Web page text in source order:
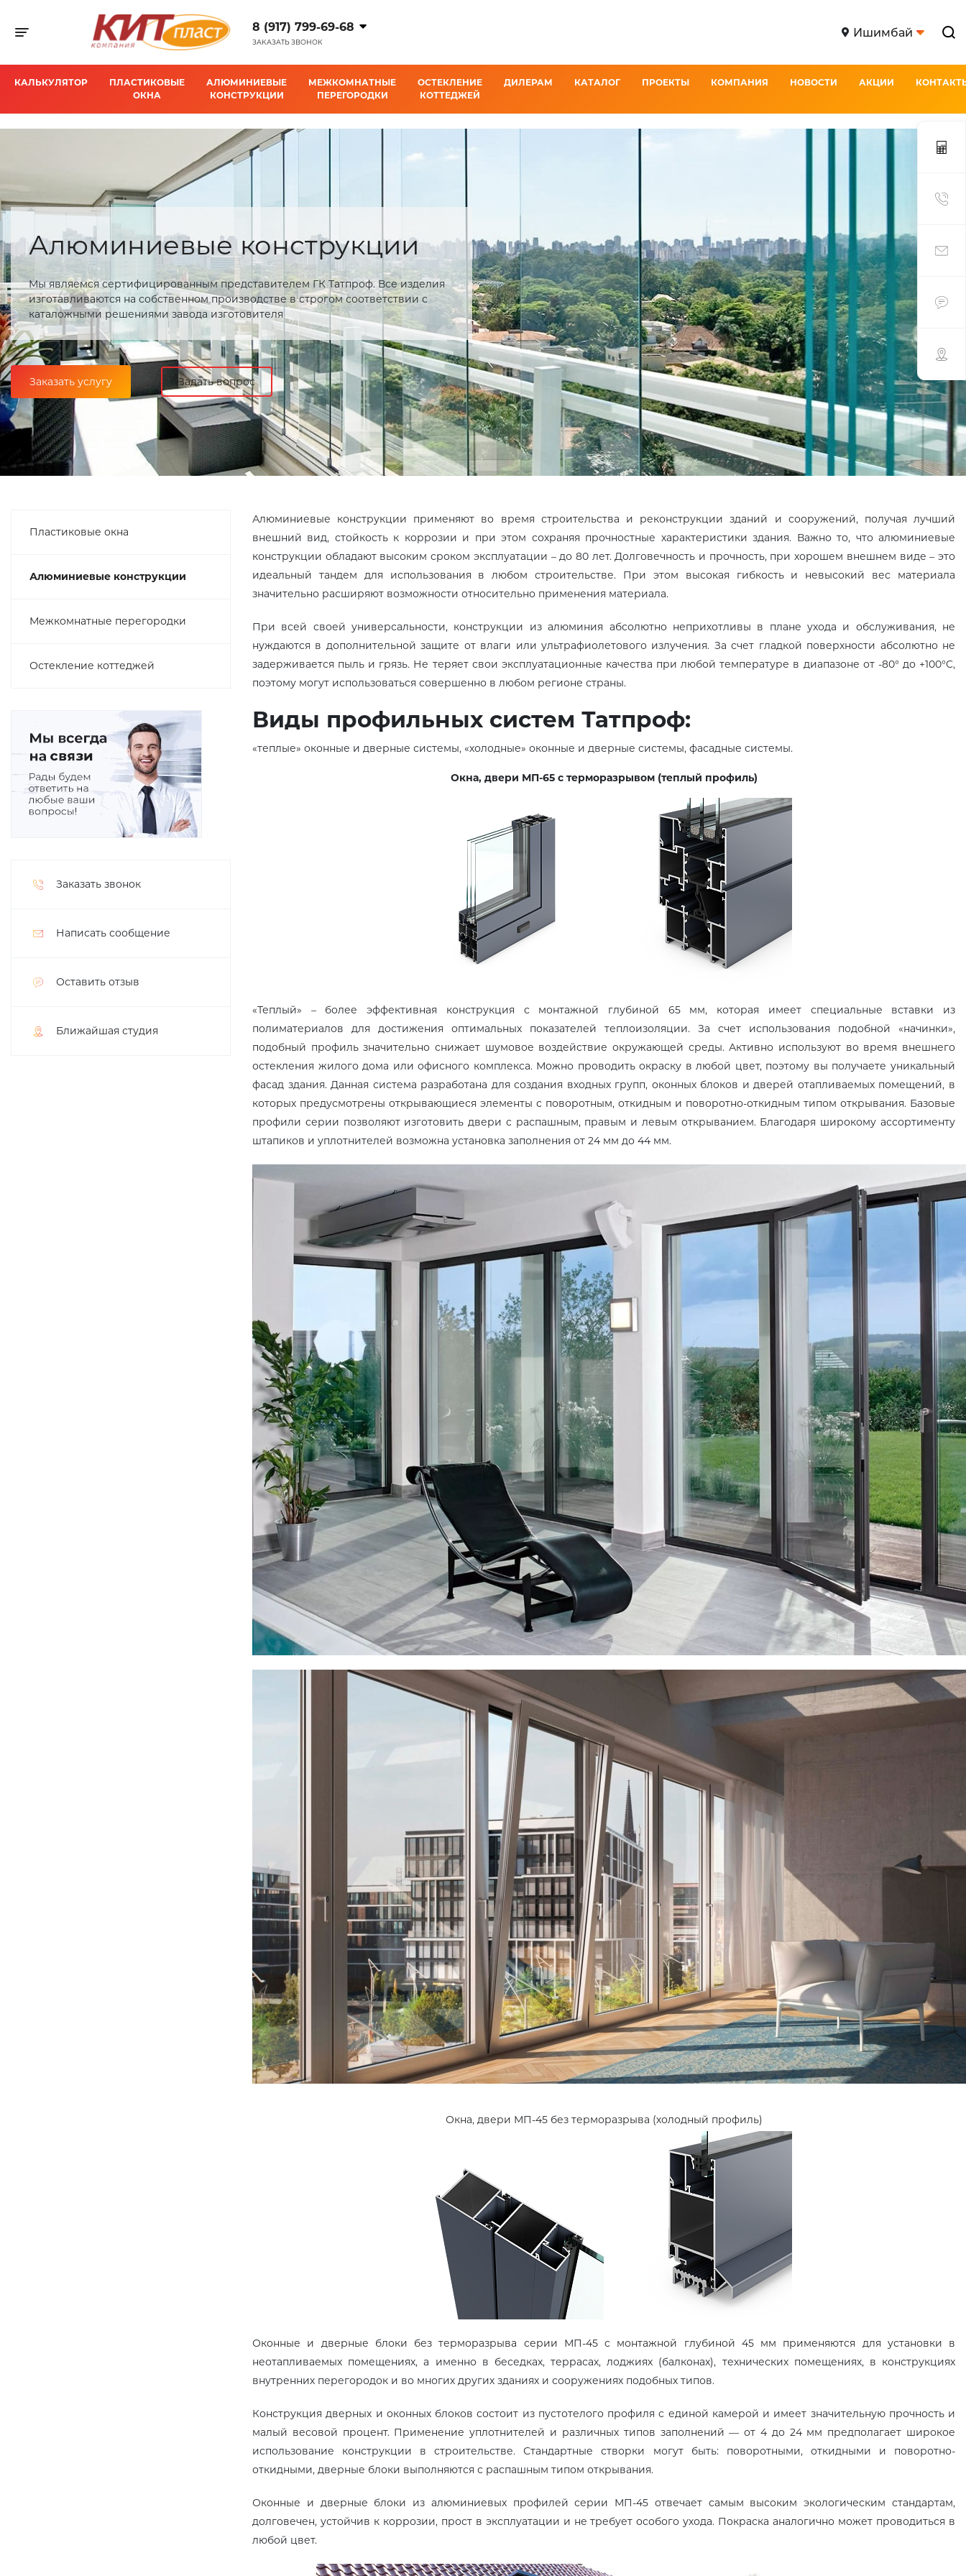
Toggle navigation
8 (917) 799-69-68
ЗАКАЗАТЬ ЗВОНОК
Ишимбай
КАЛЬКУЛЯТОР
ПЛАСТИКОВЫЕ
ОКНА
АЛЮМИНИЕВЫЕ
КОНСТРУКЦИИ
МЕЖКОМНАТНЫЕ
ПЕРЕГОРОДКИ
ОСТЕКЛЕНИЕ
КОТТЕДЖЕЙ
ДИЛЕРАМ КАТАЛОГ ПРОЕКТЫ КОМПАНИЯ НОВОСТИ АКЦИИ
Алюминиевые конструкции
Мы являемся сертифицированным представителем ГК Татпроф. Все изделия
изготавливаются на собственном производстве в строгом соответствии с
каталожными решениями завода изготовителя
Заказать услугу Задать вопрос
Пластиковые окна
Алюминиевые конструкции
Межкомнатные перегородки
Остекление коттеджей
Заказать звонок
Написать сообщение
Оставить отзыв
Ближайшая студия
Алюминиевые конструкции применяют во время строительства и реконструкции зданий и сооружений, получая лучший
внешний вид, стойкость к коррозии и при этом сохраняя прочностные характеристики здания. Важно то, что алюминиевые
конструкции обладают высоким сроком эксплуатации – до 80 лет. Долговечность и прочность, при хорошем внешнем виде – это
идеальный тандем для использования в любом строительстве. При этом высокая гибкость и невысокий вес материала
значительно расширяют возможности относительно применения материала.
При всей своей универсальности, конструкции из алюминия абсолютно неприхотливы в плане ухода и обслуживания, не
нуждаются в дополнительной защите от влаги или ультрафиолетового излучения. За счет гладкой поверхности абсолютно не
задерживается пыль и грязь. Не теряет свои эксплуатационные качества при любой температуре в диапазоне от -80° до +100°C,
поэтому могут использоваться совершенно в любом регионе страны.
Виды профильных систем Татпроф:
«теплые» оконные и дверные системы, «холодные» оконные и дверные системы, фасадные системы.
Окна, двери МП-65 с терморазрывом (теплый профиль)
«Теплый» – более эффективная конструкция с монтажной глубиной 65 мм, которая имеет специальные вставки из
полиматериалов для достижения оптимальных показателей теплоизоляции. За счет использования подобной «начинки»,
подобный профиль значительно снижает шумовое воздействие окружающей среды. Активно используют во время внешнего
остекления жилого дома или офисного комплекса. Можно проводить окраску в любой цвет, поэтому вы получаете уникальный
фасад здания. Данная система разработана для создания входных групп, оконных блоков и дверей отапливаемых помещений, в
которых предусмотрены открывающиеся элементы с поворотным, откидным и поворотно-откидным типом открывания. Базовые
профили серии позволяют изготовить двери с распашным, правым и левым открыванием. Благодаря широкому ассортименту
штапиков и уплотнителей возможна установка заполнения от 24 мм до 44 мм.
Окна, двери МП-45 без терморазрыва (холодный профиль)
Оконные и дверные блоки без терморазрыва серии МП-45 с монтажной глубиной 45 мм применяются для установки в
неотапливаемых помещениях, а именно в беседках, террасах, лоджиях (балконах), технических помещениях, в конструкциях
внутренних перегородок и во многих других зданиях и сооружениях подобных типов.
Конструкция дверных и оконных блоков состоит из пустотелого профиля с единой камерой и имеет значительную прочность и
малый весовой процент. Применение уплотнителей и различных типов заполнений — от 4 до 24 мм предполагает широкое
использование конструкции в строительстве. Стандартные створки могут быть: поворотными, откидными и поворотно-
откидными, дверные блоки выполняются с распашным типом открывания.
Оконные и дверные блоки из алюминиевых профилей серии МП-45 отвечает самым высоким экологическим стандартам,
долговечен, устойчив к коррозии, прост в эксплуатации и не требует особого ухода. Покраска аналогично может проводиться в
любой цвет.